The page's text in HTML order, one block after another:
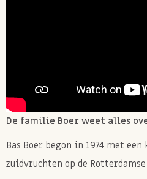
De familie Boer weet alles
Bas Boer begon in 1974 met
zuidvruchten op de